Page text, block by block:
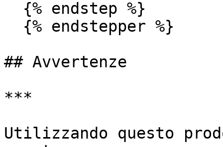
## Avvertenze
***
Utilizzando questo